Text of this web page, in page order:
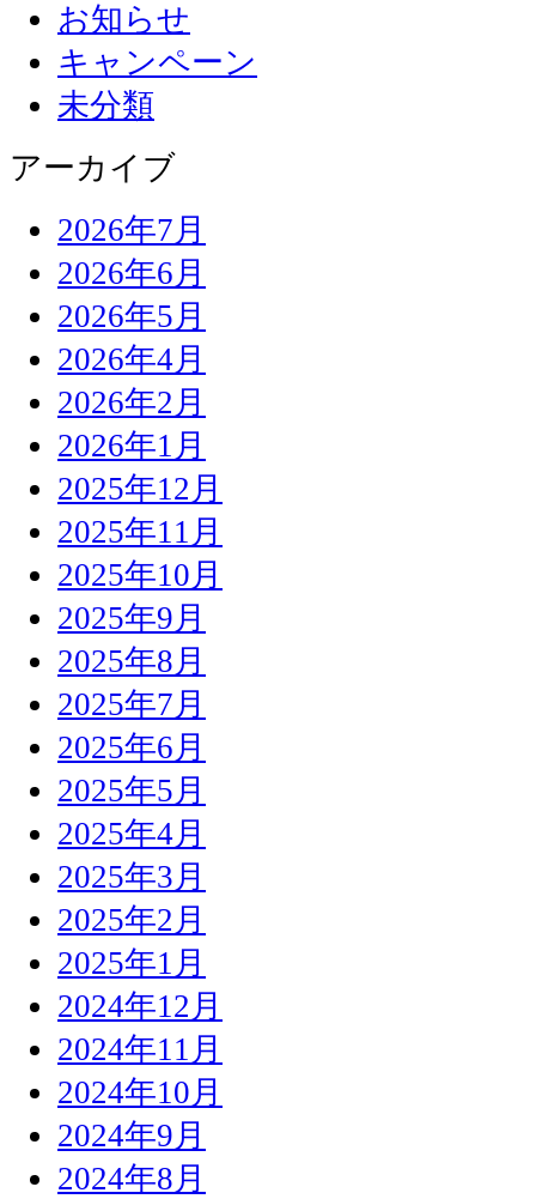
お知らせ
キャンペーン
未分類
アーカイブ
2026年7月
2026年6月
2026年5月
2026年4月
2026年2月
2026年1月
2025年12月
2025年11月
2025年10月
2025年9月
2025年8月
2025年7月
2025年6月
2025年5月
2025年4月
2025年3月
2025年2月
2025年1月
2024年12月
2024年11月
2024年10月
2024年9月
2024年8月